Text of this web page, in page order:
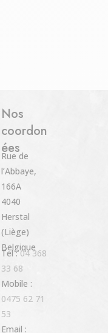
Nos
coordon
ées
Rue de
l’Abbaye,
166A
4040
Herstal
(Liège)
Belgique
Tel :04 368
33 68
Mobile :
0475 62 71
53
Email :